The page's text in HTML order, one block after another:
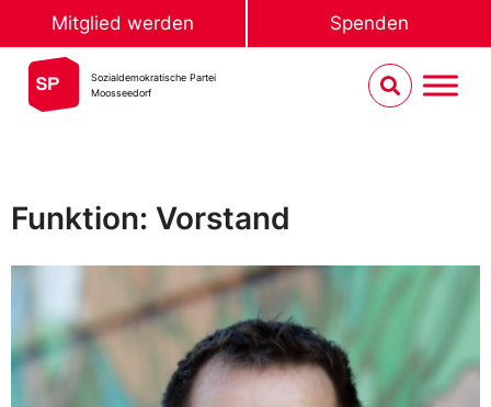
Mitglied werden Spenden
Sozialdemokratische Partei
Moosseedorf
Funktion: Vorstand